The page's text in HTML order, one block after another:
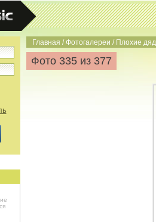
Главная /Фотогалереи / Плохие
Фото 335 из 377